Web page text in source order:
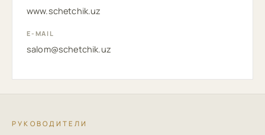
www.schetchik.uz
E-MAIL
salom@schetchik.uz
РУКОВОДИТЕЛИ